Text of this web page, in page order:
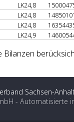
LK24,8
LK24,8
LK24,8
LK24,9
Bilanzen
Sachsen-
- Automatisierte